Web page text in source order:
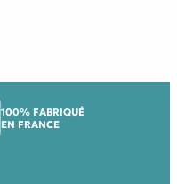
100% FABRIQUÉ
EN FRANCE